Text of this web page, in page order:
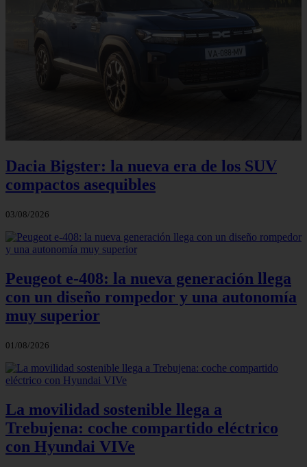
Dacia Bigster: la nueva era de los SUV
compactos asequibles
03/08/2026
Peugeot e-408: la nueva generación llega
con un diseño rompedor y una autonomía
muy superior
01/08/2026
La movilidad sostenible llega a
Trebujena: coche compartido eléctrico
con Hyundai VIVe